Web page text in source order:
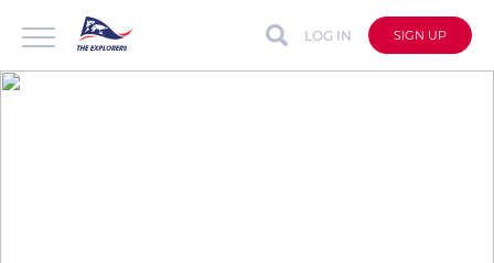
LOG IN SIGN UP